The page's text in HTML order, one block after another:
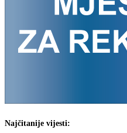
Najčitanije vijesti: